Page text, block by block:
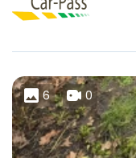
6 0